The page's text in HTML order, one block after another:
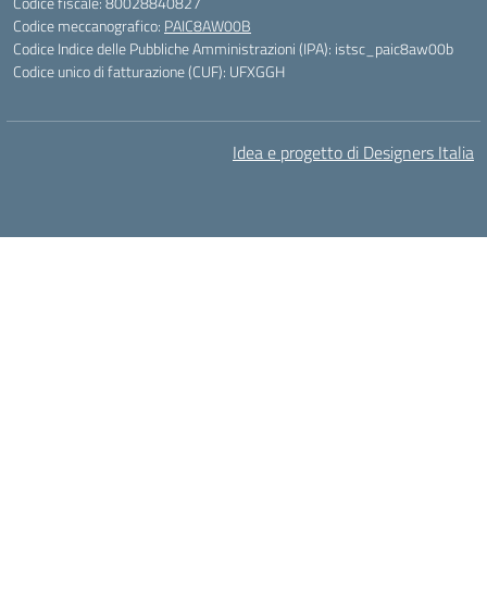
Codice meccanografico: PAIC8AW00B
Codice Indice delle Pubbliche Amministrazioni (IPA): istsc_paic8aw00b
Codice unico di fatturazione (CUF): UFXGGH
Idea e progetto di Designers Italia